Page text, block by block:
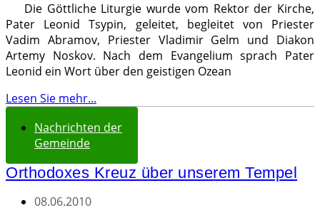
Die Göttliche Liturgie wurde vom Rektor der Kirche,
Pater Leonid Tsypin, geleitet, begleitet von Priester
Vadim Abramov, Priester Vladimir Gelm und Diakon
Artemy Noskov. Nach dem Evangelium sprach Pater
Leonid ein Wort über den geistigen Ozean
Lesen Sie mehr...
Nachrichten der
Gemeinde
Orthodoxes Kreuz über unserem Tempel
08.06.2010